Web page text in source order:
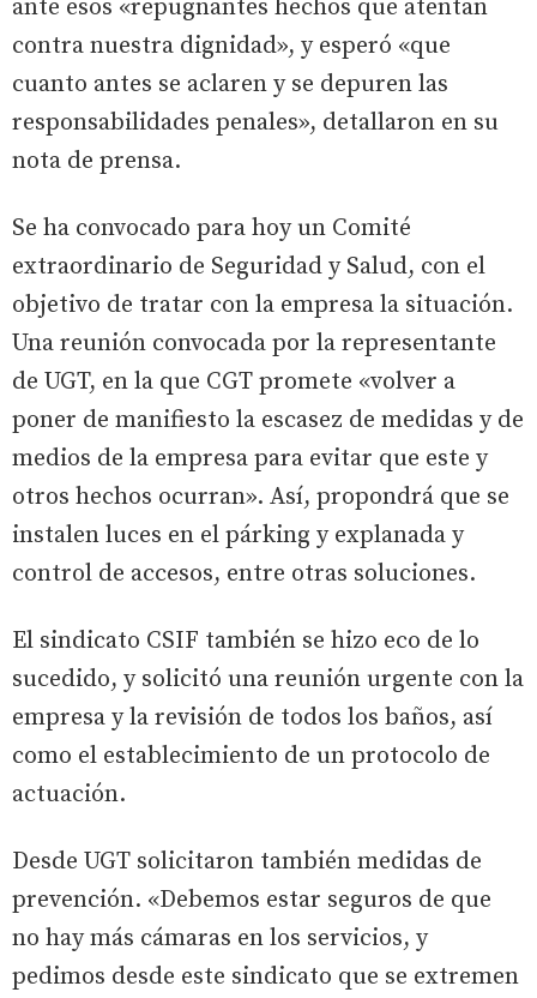
ante esos «repugnantes hechos que atentan
contra nuestra dignidad», y esperó «que
cuanto antes se aclaren y se depuren las
responsabilidades penales», detallaron en su
nota de prensa.
Se ha convocado para hoy un Comité
extraordinario de Seguridad y Salud, con el
objetivo de tratar con la empresa la situación.
Una reunión convocada por la representante
de UGT, en la que CGT promete «volver a
poner de manifiesto la escasez de medidas y de
medios de la empresa para evitar que este y
otros hechos ocurran». Así, propondrá que se
instalen luces en el párking y explanada y
control de accesos, entre otras soluciones.
El sindicato CSIF también se hizo eco de lo
sucedido, y solicitó una reunión urgente con la
empresa y la revisión de todos los baños, así
como el establecimiento de un protocolo de
actuación.
Desde UGT solicitaron también medidas de
prevención. «Debemos estar seguros de que
no hay más cámaras en los servicios, y
pedimos desde este sindicato que se extremen